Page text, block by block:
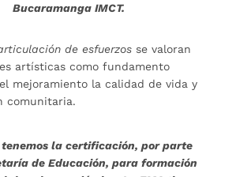
Bucaramanga IMCT.
de esfuerzos se valoran
artísticas como fundamento
mejoramiento la calidad de vida y
comunitaria.
tenemos la certificación, por parte
de Educación, para formación